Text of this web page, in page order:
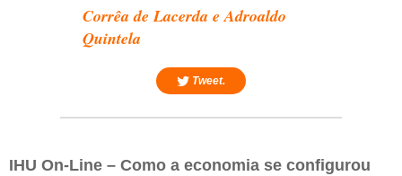
Corrêa de Lacerda e Adroaldo
Quintela
Tweet.
IHU On-Line – Como a economia se configurou